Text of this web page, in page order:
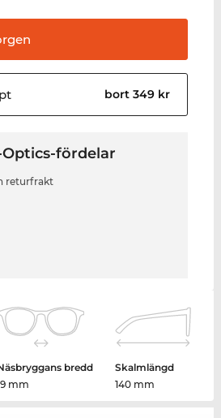
bort 349 kr
Optics-fördelar
returfrakt
bredd
mm
Skalmlängd
140 mm